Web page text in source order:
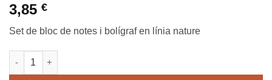
3,85 €
Set de bloc de notes i bolígraf en línia nature
quantitat de SET DE BLOC DE NOTES I BOLÍGRAF